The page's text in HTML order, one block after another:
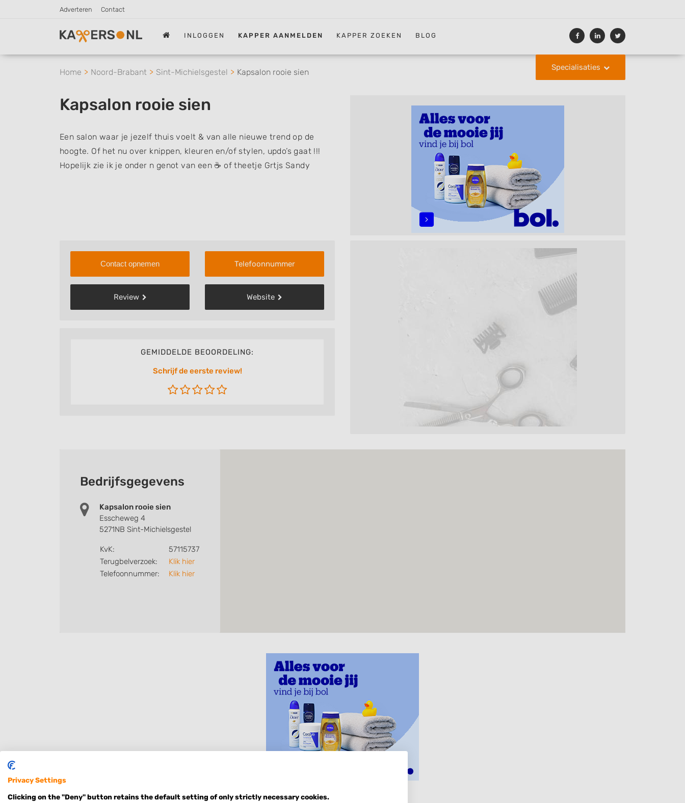
Adverteren Contact
INLOGGEN KAPPER AANMELDEN KAPPER ZOEKEN BLOG
Specialisaties
Home Noord-Brabant Sint-Michielsgestel Kapsalon rooie sien
Kapsalon rooie sien
Een salon waar je jezelf thuis voelt & van alle nieuwe trend op de
hoogte. Of het nu over knippen, kleuren en/of stylen, updo’s gaat !!!
Hopelijk zie ik je onder n genot van een ☕️ of theetje Grtjs Sandy
Contact opnemen
Review
Telefoonnummer
Website
GEMIDDELDE BEOORDELING:
Schrijf de eerste review!
Bedrijfsgegevens
Kapsalon rooie sien
Esscheweg 4
5271NB Sint-Michielsgestel
KvK:
57115737
Terugbelverzoek:
Klik hier
Telefoonnummer:
Klik hier
Specialisaties
Privacy Settings
Clicking on the "Deny" button retains the default setting of only strictly necessary cookies.